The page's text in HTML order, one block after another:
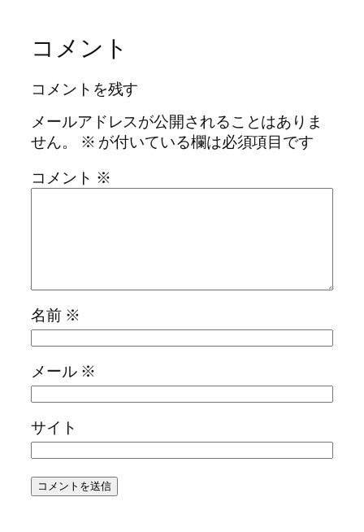
コメント
コメントを残す
メールアドレスが公開されることはありま
せん。
※ が付いている欄は必須項目です
コメント ※
名前 ※
メール ※
サイト